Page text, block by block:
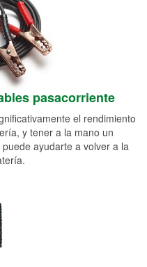
pasacorriente
el rendimiento
y tener a la mano un
ayudarte a volver a la